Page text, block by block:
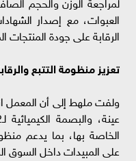
العبوات، مع إصدار
الرقابة على جودة المنتجات
تعزيز منظومة التتبع
الخاصة بها، بما يدعم
على المبيدات داخل السوق